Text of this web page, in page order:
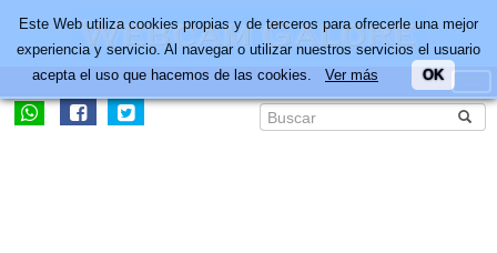
Este Web utiliza cookies propias y de terceros para ofrecerle una mejor
experiencia y servicio. Al navegar o utilizar nuestros servicios el usuario
acepta el uso que hacemos de las cookies. Ver más OK